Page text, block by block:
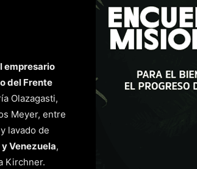
empresario
del Frente
Olazagasti,
Meyer, entre
lavado de
Venezuela,
Kirchner.